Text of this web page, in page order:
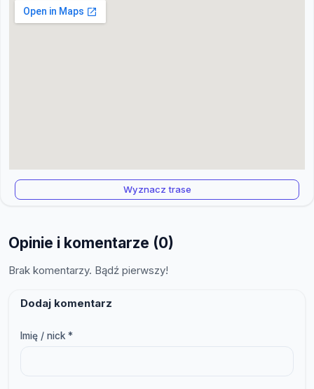
Wyznacz trase
Opinie i komentarze (0)
Brak komentarzy. Bądź pierwszy!
Dodaj komentarz
Imię / nick *